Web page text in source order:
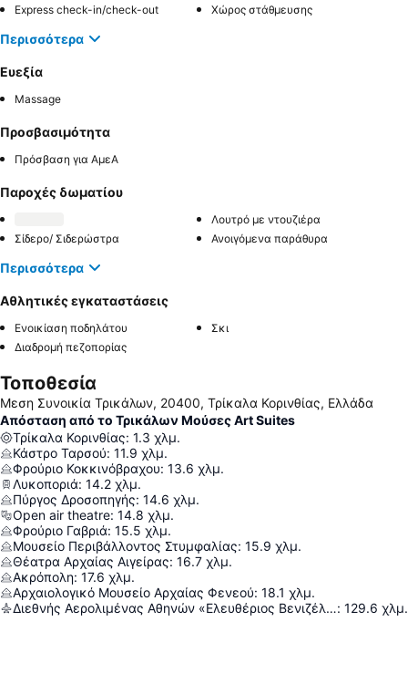
Express check-in/check-out
Χώρος στάθμευσης
Περισσότερα
Ευεξία
Massage
Προσβασιμότητα
Πρόσβαση για ΑμεΑ
Παροχές δωματίου
Λουτρό με ντουζιέρα
Σίδερο/ Σιδερώστρα
Ανοιγόμενα παράθυρα
Περισσότερα
Αθλητικές εγκαταστάσεις
Ενοικίαση ποδηλάτου
Σκι
Διαδρομή πεζοπορίας
Τοποθεσία
Μεση Συνοικία Τρικάλων, 20400, Τρίκαλα Κορινθίας, Ελλάδα
Απόσταση από το Τρικάλων Μούσες Art Suites
Τρίκαλα Κορινθίας: 1.3 χλμ.
Κάστρο Ταρσού: 11.9 χλμ.
Φρούριο Κοκκινόβραχου: 13.6 χλμ.
Λυκοποριά: 14.2 χλμ.
Πύργος Δροσοπηγής: 14.6 χλμ.
Open air theatre: 14.8 χλμ.
Φρούριο Γαβριά: 15.5 χλμ.
Μουσείο Περιβάλλοντος Στυμφαλίας: 15.9 χλμ.
Θέατρα Αρχαίας Αιγείρας: 16.7 χλμ.
Ακρόπολη: 17.6 χλμ.
Αρχαιολογικό Μουσείο Αρχαίας Φενεού: 18.1 χλμ.
Διεθνής Αερολιμένας Αθηνών «Ελευθέριος Βενιζέλος»: 129.6 χλμ.